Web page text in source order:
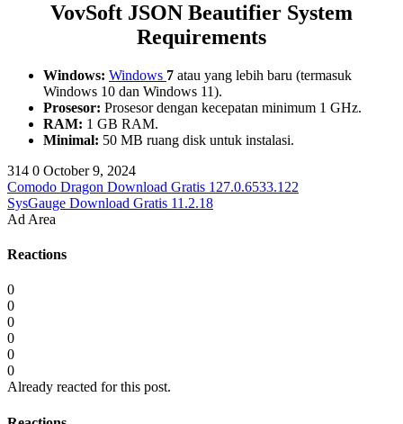
VovSoft JSON Beautifier System
Requirements
Windows: Windows 7 atau yang lebih baru (termasuk
Windows 10 dan Windows 11).
Prosesor: Prosesor dengan kecepatan minimum 1 GHz.
RAM: 1 GB RAM.
Minimal: 50 MB ruang disk untuk instalasi.
314 0 October 9, 2024
Comodo Dragon Download Gratis 127.0.6533.122
SysGauge Download Gratis 11.2.18
Ad Area
Reactions
0
0
0
0
0
0
Already reacted for this post.